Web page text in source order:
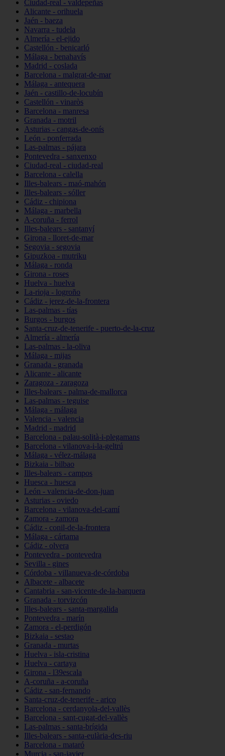
Ciudad-real - valdepeñas
Alicante - orihuela
Jaén - baeza
Navarra - tudela
Almería - el-ejido
Castellón - benicarló
Málaga - benahavís
Madrid - coslada
Barcelona - malgrat-de-mar
Málaga - antequera
Jaén - castillo-de-locubín
Castellón - vinaròs
Barcelona - manresa
Granada - motril
Asturias - cangas-de-onís
León - ponferrada
Las-palmas - pájara
Pontevedra - sanxenxo
Ciudad-real - ciudad-real
Barcelona - calella
Illes-balears - maó-mahón
Illes-balears - sóller
Cádiz - chipiona
Málaga - marbella
A-coruña - ferrol
Illes-balears - santanyí
Girona - lloret-de-mar
Segovia - segovia
Gipuzkoa - mutriku
Málaga - ronda
Girona - roses
Huelva - huelva
La-rioja - logroño
Cádiz - jerez-de-la-frontera
Las-palmas - tías
Burgos - burgos
Santa-cruz-de-tenerife - puerto-de-la-cruz
Almería - almería
Las-palmas - la-oliva
Málaga - mijas
Granada - granada
Alicante - alicante
Zaragoza - zaragoza
Illes-balears - palma-de-mallorca
Las-palmas - teguise
Málaga - málaga
Valencia - valencia
Madrid - madrid
Barcelona - palau-solità-i-plegamans
Barcelona - vilanova-i-la-geltrú
Málaga - vélez-málaga
Bizkaia - bilbao
Illes-balears - campos
Huesca - huesca
León - valencia-de-don-juan
Asturias - oviedo
Barcelona - vilanova-del-camí
Zamora - zamora
Cádiz - conil-de-la-frontera
Málaga - cártama
Cádiz - olvera
Pontevedra - pontevedra
Sevilla - gines
Córdoba - villanueva-de-córdoba
Albacete - albacete
Cantabria - san-vicente-de-la-barquera
Granada - torvizcón
Illes-balears - santa-margalida
Pontevedra - marín
Zamora - el-perdigón
Bizkaia - sestao
Granada - murtas
Huelva - isla-cristina
Huelva - cartaya
Girona - l39escala
A-coruña - a-coruña
Cádiz - san-fernando
Santa-cruz-de-tenerife - arico
Barcelona - cerdanyola-del-vallès
Barcelona - sant-cugat-del-vallès
Las-palmas - santa-brígida
Illes-balears - santa-eulària-des-riu
Barcelona - mataró
Murcia - san-javier